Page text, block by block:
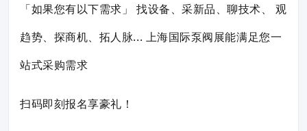
「如果您有以下需求」 找设备、采新品、聊技术、 观
趋势、探商机、拓人脉... 上海国际泵阀展能满足您一
站式采购需求
扫码即刻报名享豪礼！